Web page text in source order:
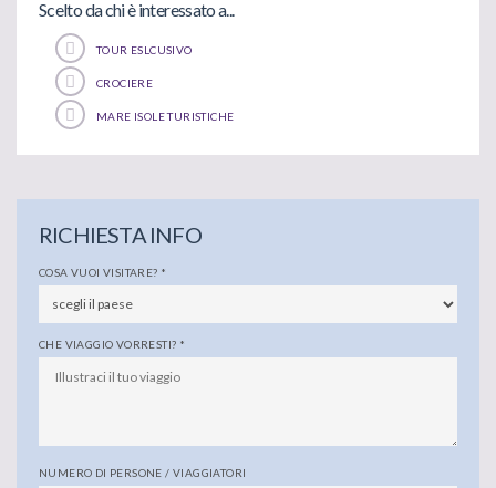
Scelto da chi è interessato a...
TOUR ESLCUSIVO
CROCIERE
MARE ISOLE TURISTICHE
RICHIESTA INFO
COSA VUOI VISITARE? *
CHE VIAGGIO VORRESTI? *
NUMERO DI PERSONE / VIAGGIATORI